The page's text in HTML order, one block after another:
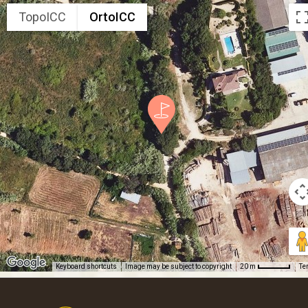
TopoICC OrtoICC
Keyboard shortcuts Image may be subject to copyright 20 m